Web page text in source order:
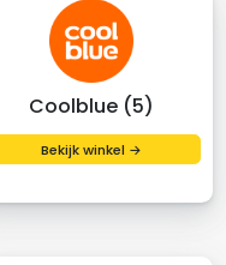
Coolblue (5)
Bekijk winkel →